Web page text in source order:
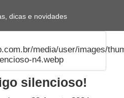
dicas e novidades
silencioso!